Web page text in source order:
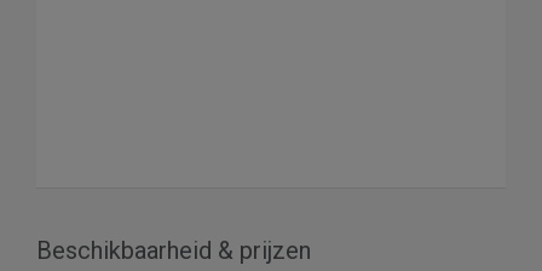
Beschikbaarheid & prijzen